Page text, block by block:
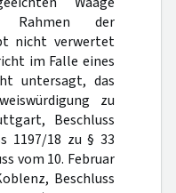
Rahmen der
nicht verwertet
im Falle eines
untersagt, das
zu
Beschluss
1197/18 zu § 33
vom 10. Februar
Beschluss